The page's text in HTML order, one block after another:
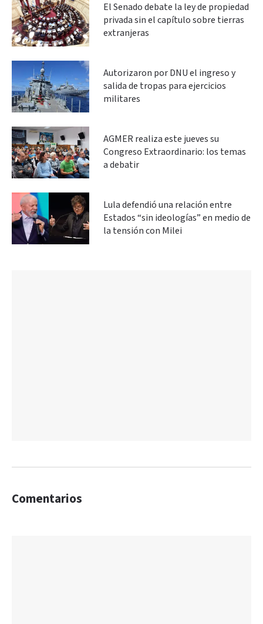
El Senado debate la ley de propiedad
privada sin el capítulo sobre tierras
extranjeras
Autorizaron por DNU el ingreso y
salida de tropas para ejercicios
militares
AGMER realiza este jueves su
Congreso Extraordinario: los temas
a debatir
Lula defendió una relación entre
Estados “sin ideologías” en medio de
la tensión con Milei
Comentarios